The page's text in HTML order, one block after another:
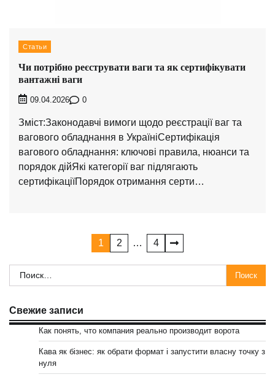
Статьи
Чи потрібно реєструвати ваги та як сертифікувати
вантажні ваги
09.04.2026 0
Зміст:Законодавчі вимоги щодо реєстрації ваг та
вагового обладнання в УкраїніСертифікація
вагового обладнання: ключові правила, нюанси та
порядок дійЯкі категорії ваг підлягають
сертифікаціїПорядок отримання серти…
по
записям
1 2 … 4
Найти:
Свежие записи
Как понять, что компания реально производит ворота
Кава як бізнес: як обрати формат і запустити власну точку з
нуля